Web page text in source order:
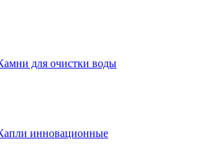
для очистки воды
инновационные